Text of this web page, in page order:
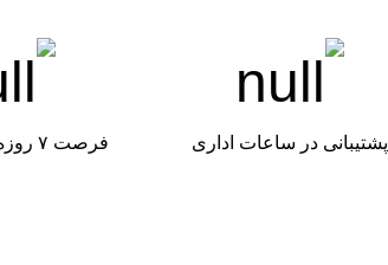
پشتیبانی در ساعات اداری فرصت ۷ روزه بازگشت کالا